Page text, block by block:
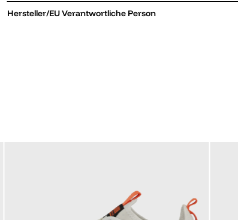
Hersteller/EU Verantwortliche Person